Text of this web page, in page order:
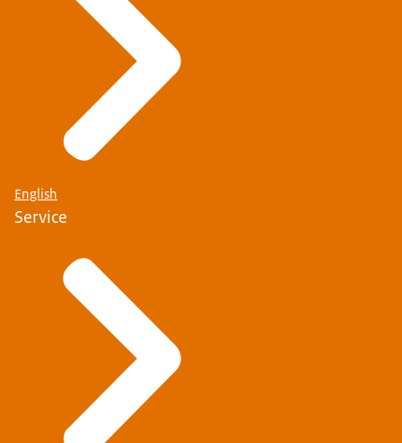
English
Service